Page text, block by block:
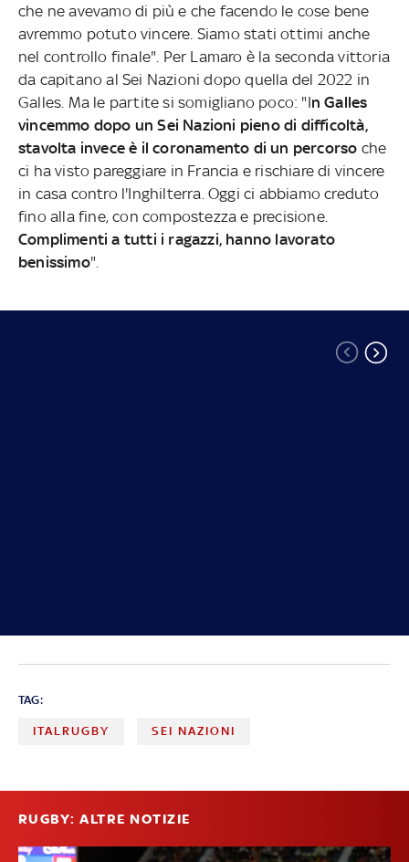
che ne avevamo di più e che facendo le cose bene
avremmo potuto vincere. Siamo stati ottimi anche
nel controllo finale". Per Lamaro è la seconda vittoria
da capitano al Sei Nazioni dopo quella del 2022 in
Galles. Ma le partite si somigliano poco: "In Galles
vincemmo dopo un Sei Nazioni pieno di difficoltà,
stavolta invece è il coronamento di un percorso che
ci ha visto pareggiare in Francia e rischiare di vincere
in casa contro l'Inghilterra. Oggi ci abbiamo creduto
fino alla fine, con compostezza e precisione.
Complimenti a tutti i ragazzi, hanno lavorato
benissimo".
TAG:
ITALRUGBY SEI NAZIONI
RUGBY: ALTRE NOTIZIE